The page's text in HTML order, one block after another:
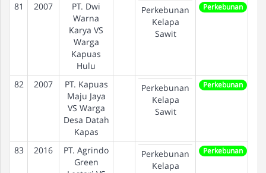
81
2007
PT. Dwi
Warna
Karya VS
Warga
Kapuas
Hulu
Perkebunan
Kelapa
Sawit
Perkebunan
82 2007
PT. Kapuas
Maju Jaya
VS Warga
Desa Datah
Kapas
Perkebunan
Kelapa
Sawit
Perkebunan
83 2016
PT. Agrindo
Green
Perkebunan
Kelapa
Perkebunan